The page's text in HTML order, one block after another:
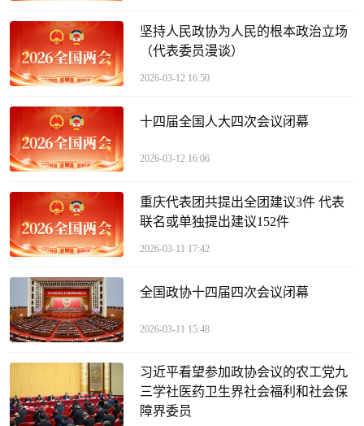
坚持人民政协为人民的根本政治立场
（代表委员漫谈）
2026-03-12 16:50
十四届全国人大四次会议闭幕
2026-03-12 16:06
重庆代表团共提出全团建议3件 代表
联名或单独提出建议152件
2026-03-11 17:42
全国政协十四届四次会议闭幕
2026-03-11 15:48
习近平看望参加政协会议的农工党九
三学社医药卫生界社会福利和社会保
障界委员